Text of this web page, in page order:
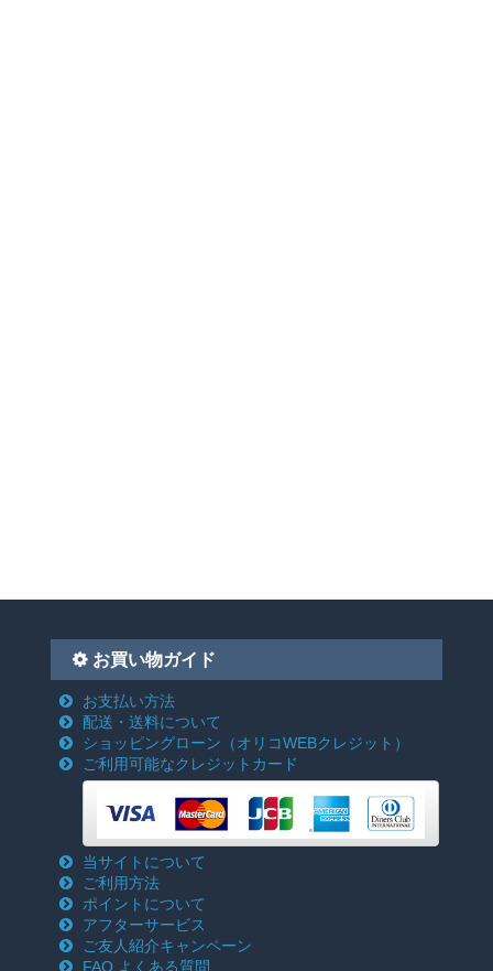
お買い物ガイド
お支払い方法
配送・送料について
ショッピングローン （オリコWEBクレジット）
ご利用可能なクレジットカード
当サイトについて
ご利用方法
ポイントについて
アフターサービス
ご友人紹介キャンペーン
FAQ よくある質問